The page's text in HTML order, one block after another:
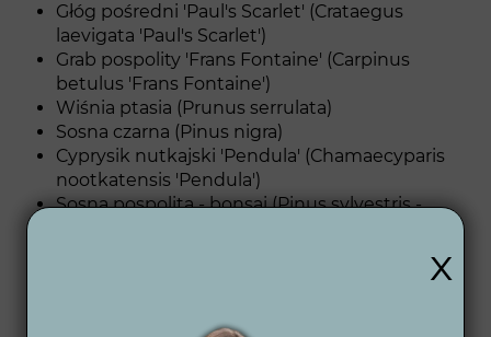
Głóg pośredni 'Paul's Scarlet' (Crataegus
laevigata 'Paul's Scarlet')
Grab pospolity 'Frans Fontaine' (Carpinus
betulus 'Frans Fontaine')
Wiśnia ptasia (Prunus serrulata)
Sosna czarna (Pinus nigra)
Cyprysik nutkajski 'Pendula' (Chamaecyparis
nootkatensis 'Pendula')
Sosna pospolita - bonsai (Pinus sylvestris -
drzewa ozdobne
x